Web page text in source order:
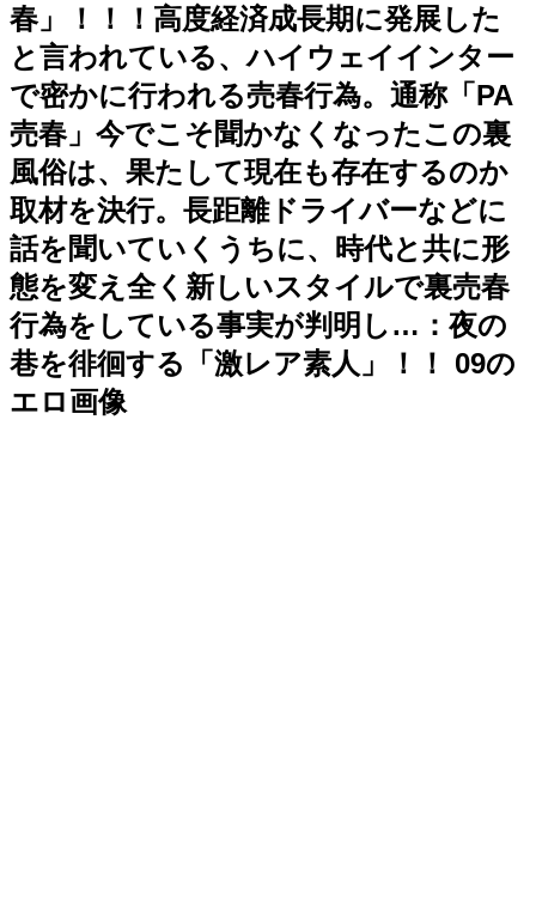
春」！！！高度経済成長期に発展した
と言われている、ハイウェイインター
で密かに行われる売春行為。通称「PA
売春」今でこそ聞かなくなったこの裏
風俗は、果たして現在も存在するのか
取材を決行。長距離ドライバーなどに
話を聞いていくうちに、時代と共に形
態を変え全く新しいスタイルで裏売春
行為をしている事実が判明し…：夜の
巷を徘徊する「激レア素人」！！ 09の
エロ画像